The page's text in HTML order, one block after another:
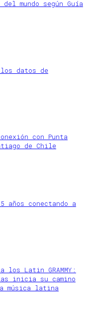
mundo según Guía
los datos de
con Punta
de Chile
años conectando a
los Latin GRAMMY:
inicia su camino
música latina